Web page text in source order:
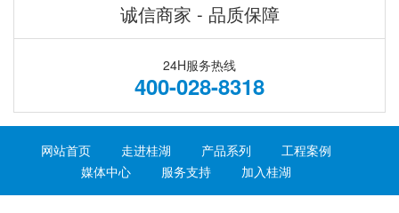
诚信商家 - 品质保障
24H服务热线
400-028-8318
网站首页 走进桂湖 产品系列
工程案例
媒体中心
服务支持 加入桂湖